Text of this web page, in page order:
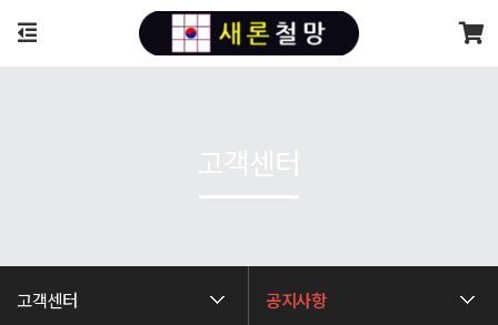
고객센터 공지사항